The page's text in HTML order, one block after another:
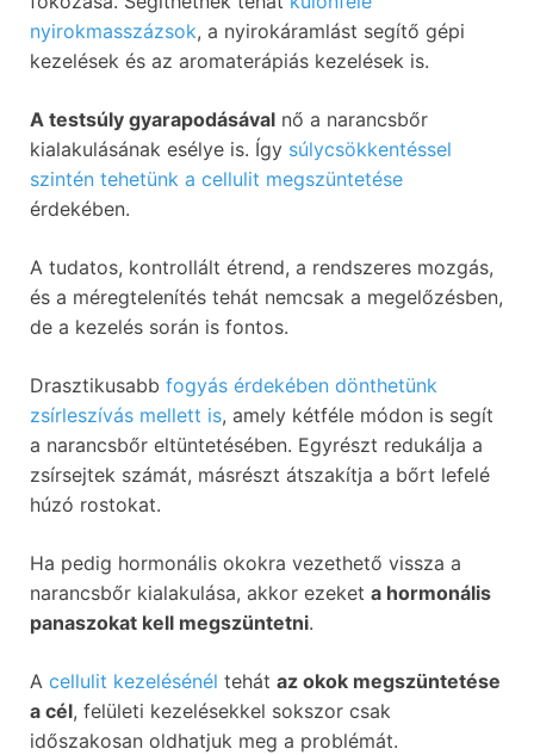
nyirokmasszázsok, a nyirokáramlást segítő gépi
kezelések és az aromaterápiás kezelések is.
A testsúly gyarapodásával nő a narancsbőr
kialakulásának esélye is. Így súlycsökkentéssel
szintén tehetünk a cellulit megszüntetése
érdekében.
A tudatos, kontrollált étrend, a rendszeres mozgás,
és a méregtelenítés tehát nemcsak a megelőzésben,
de a kezelés során is fontos.
Drasztikusabb fogyás érdekében dönthetünk
zsírleszívás mellett is, amely kétféle módon is segít
a narancsbőr eltüntetésében. Egyrészt redukálja a
zsírsejtek számát, másrészt átszakítja a bőrt lefelé
húzó rostokat.
Ha pedig hormonális okokra vezethető vissza a
narancsbőr kialakulása, akkor ezeket a hormonális
panaszokat kell megszüntetni.
A cellulit kezelésénél tehát az okok megszüntetése
a cél, felületi kezelésekkel sokszor csak
időszakosan oldhatjuk meg a problémát.